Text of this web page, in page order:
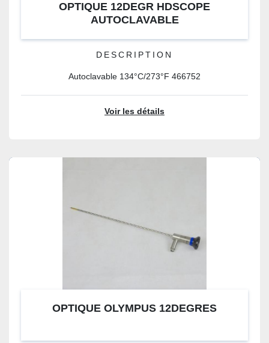
OPTIQUE 12DEGR HDSCOPE
AUTOCLAVABLE
DESCRIPTION
Autoclavable 134°C/273°F 466752
Voir les détails
OPTIQUE OLYMPUS 12DEGRES